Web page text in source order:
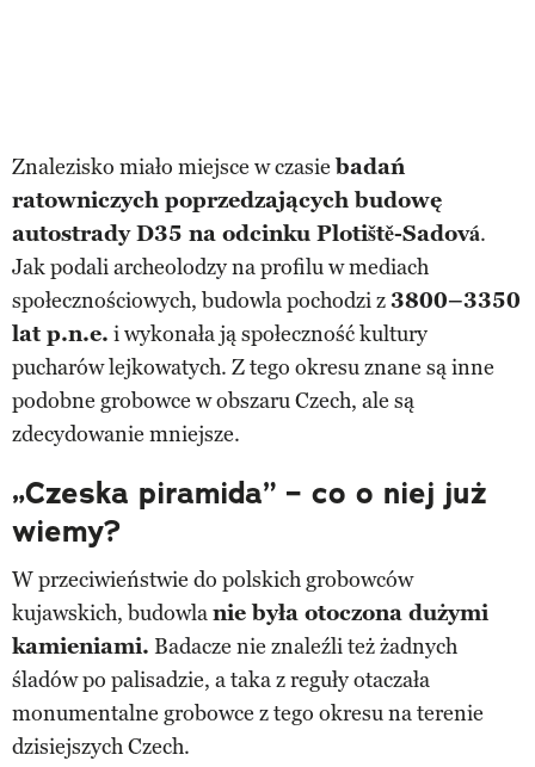
Znalezisko miało miejsce w czasiebadań
ratowniczych poprzedzających budowę
autostrady D35 na odcinku Plotiště-Sadová.
Jak podali archeolodzy na profilu w mediach
społecznościowych, budowla pochodzi z3800–3350
lat p.n.e. i wykonała ją społeczność kultury
pucharów lejkowatych. Z tego okresu znane są inne
podobne grobowce w obszaru Czech, ale są
zdecydowanie mniejsze.
„Czeska piramida” – co o niej już
wiemy?
W przeciwieństwie do polskich grobowców
kujawskich, budowlanie była otoczona dużymi
kamieniami. Badacze nie znaleźli też żadnych
śladów po palisadzie, a taka z reguły otaczała
monumentalne grobowce z tego okresu na terenie
dzisiejszych Czech.